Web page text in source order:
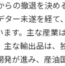
らの撤退を決め
ター未遂を経て
す。主な産業
主な輸出品は、
発が進み、産油